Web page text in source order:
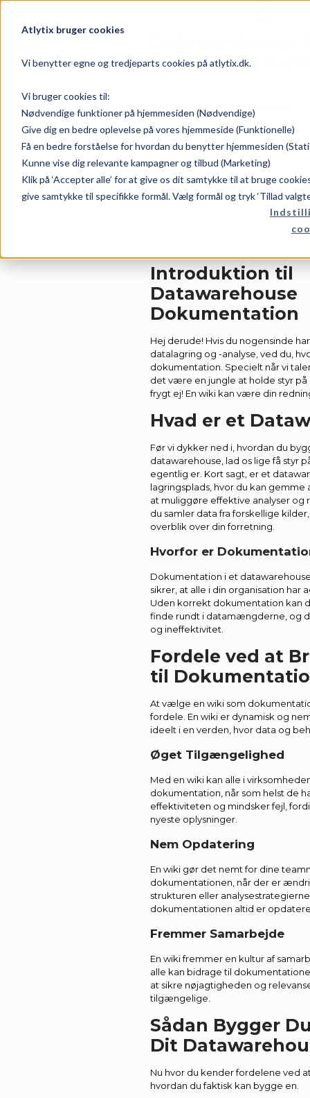
Atlytix bruger cookies
Vi benytter egne og tredjeparts cookies på atlytix.dk.
Vi bruger cookies til:
Nødvendige funktioner på hjemmesiden (Nødvendige)
Give dig en bedre oplevelse på vores hjemmeside (Funktionelle)
Få en bedre forståelse for hvordan du benytter hjemmesiden
Kunne vise dig relevante kampagner og tilbud (Marketing)
Klik på ‘Accepter alle’ for at give os dit samtykke til at bruge
give samtykke til specifikke formål. Vælg formål og tryk ‘Tillad
Sådan Bygger
juni 26, 2026 Rene
Introduktion til
Datawarehouse
Dokumentation
Hej derude! Hvis du nogensinde
datalagring og -analyse, ved du,
dokumentation. Specielt når vi
det være en jungle at holde styr
frygt ej! En wiki kan være din
Hvad er et
Før vi dykker ned i, hvordan du
datawarehouse, lad os lige få styr
egentlig er. Kort sagt, er et
lagringsplads, hvor du kan gemme
at muliggøre effektive analyser og
du samler data fra forskellige
overblik over din forretning.
Hvorfor er
Dokumentation i et
sikrer, at alle i din organisation har
Uden korrekt dokumentation kan
finde rundt i datamængderne, og
og ineffektivitet.
Fordele ved at
til
At vælge en wiki som
fordele. En wiki er dynamisk og
ideelt i en verden, hvor data og
Øget Tilgængelighed
Med en wiki kan alle i
dokumentation, når som helst de
effektiviteten og mindsker fejl,
nyeste oplysninger.
Nem Opdatering
En wiki gør det nemt for dine
dokumentationen, når der er
strukturen eller
dokumentationen altid er
Fremmer Samarbejde
En wiki fremmer en kultur af
alle kan bidrage til
at sikre nøjagtigheden og
tilgængelige.
Sådan Bygger
Dit
Nu hvor du kender fordelene ved
hvordan du faktisk kan bygge en.